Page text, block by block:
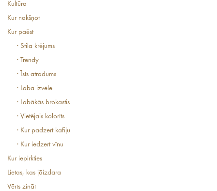
Kultūra
Kur nakšņot
Kur paēst
· Stila krējums
· Trendy
· Īsts atradums
· Laba izvēle
· Labākās brokastis
· Vietējais kolorīts
· Kur padzert kafiju
· Kur iedzert vīnu
Kur iepirkties
Lietas, kas jāizdara
Vērts zināt